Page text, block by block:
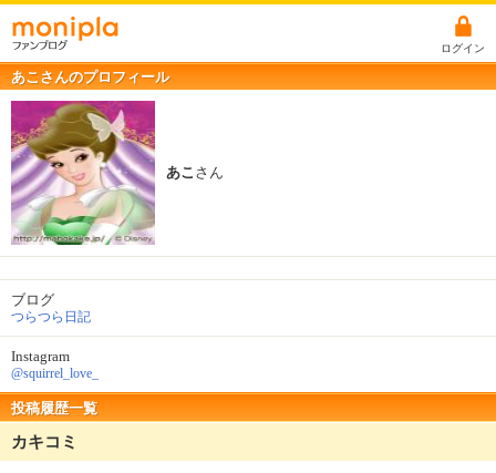
ログイン
あこさんのプロフィール
あこ さん
ブログ
つらつら日記
Instagram
@squirrel_love_
投稿履歴一覧
カキコミ